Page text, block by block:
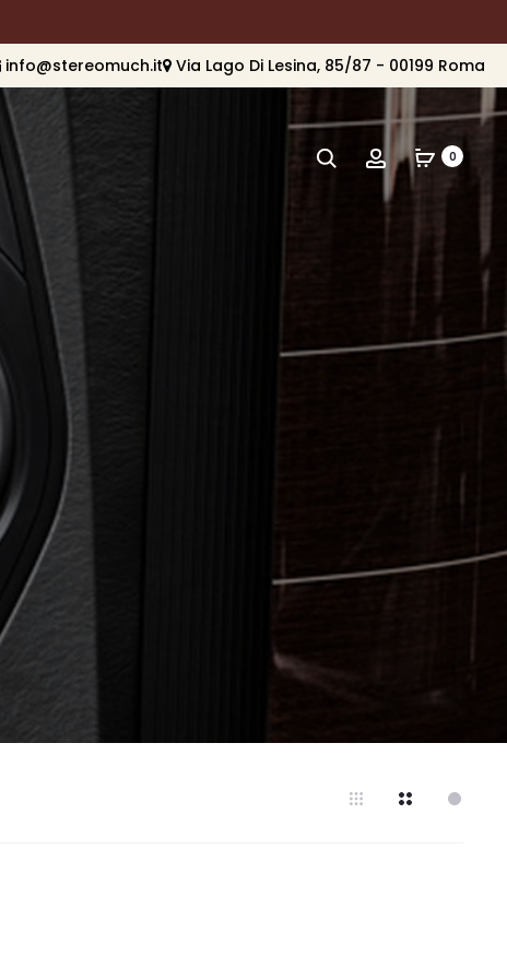
info@stereomuch.it Via Lago Di Lesina, 85/87 - 00199 Roma
Cerca Account0